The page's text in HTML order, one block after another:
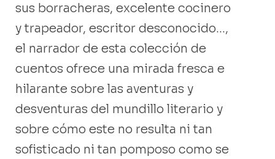
sus borracheras, excelente cocinero
y trapeador, escritor desconocido…,
el narrador de esta colección de
cuentos ofrece una mirada fresca e
hilarante sobre las aventuras y
desventuras del mundillo literario y
sobre cómo este no resulta ni tan
sofisticado ni tan pomposo como se